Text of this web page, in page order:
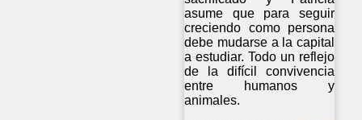
asume que para seguir
creciendo como persona
debe mudarse a la capital
a estudiar. Todo un reflejo
de la difícil convivencia
entre humanos y
animales.